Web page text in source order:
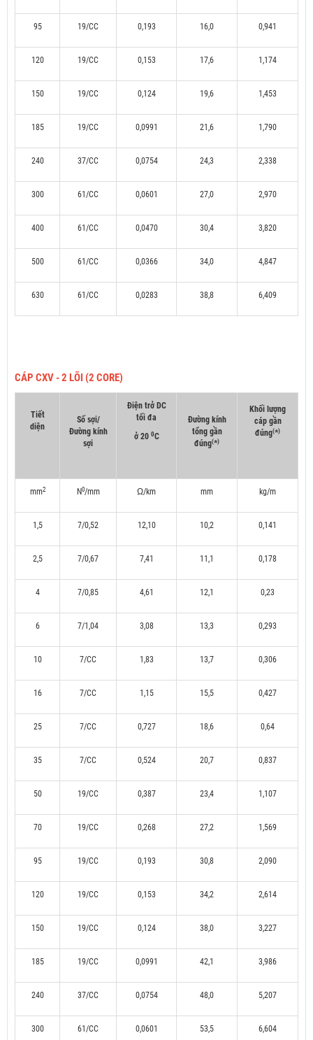
95 19/CC 0,193 16,0 0,941
120 19/CC 0,153 17,6 1,174
150 19/CC 0,124 19,6 1,453
185 19/CC 0,0991 21,6 1,790
240 37/CC 0,0754 24,3 2,338
300 61/CC 0,0601 27,0 2,970
400 61/CC 0,0470 30,4 3,820
500 61/CC 0,0366 34,0 4,847
630 61/CC 0,0283 38,8 6,409
CÁP CXV - 2 LÕI (2 CORE)
Tiết
diện
Số sợi/
Đường kính
sợi
Điện trở DC
tối đa
ở 20 0C
Đường kính
tổng gần
đúng(*)
Khối lượng
cáp gần
đúng(*)
mm2 N0/mm Ω/km mm kg/m
1,5 7/0,52 12,10 10,2 0,141
2,5 7/0,67 7,41 11,1 0,178
4 7/0,85 4,61 12,1 0,23
6 7/1,04 3,08 13,3 0,293
10 7/CC 1,83 13,7 0,306
16 7/CC 1,15 15,5 0,427
25 7/CC 0,727 18,6 0,64
35 7/CC 0,524 20,7 0,837
50 19/CC 0,387 23,4 1,107
70 19/CC 0,268 27,2 1,569
95 19/CC 0,193 30,8 2,090
120 19/CC 0,153 34,2 2,614
150 19/CC 0,124 38,0 3,227
185 19/CC 0,0991 42,1 3,986
240 37/CC 0,0754 48,0 5,207
300 61/CC 0,0601 53,5 6,604